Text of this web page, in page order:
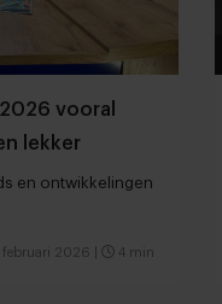
vooral
lekker
en ontwikkelingen
februari 2026 4 min